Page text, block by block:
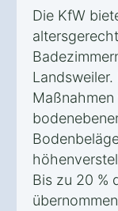
Die KfW
Bis zu 20 %